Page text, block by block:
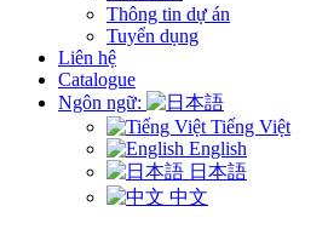
Thông tin dự án
Tuyển dụng
Liên hệ
Catalogue
Ngôn ngữ:
Tiếng Việt
English
日本語
中文